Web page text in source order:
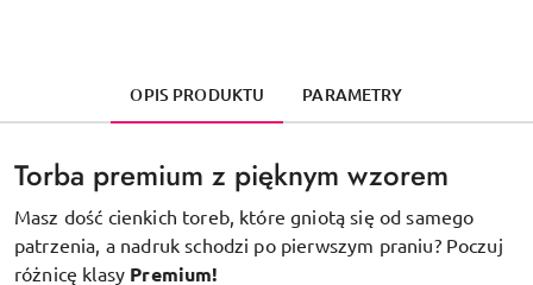
OPIS PRODUKTU PARAMETRY
Torba premium z pięknym wzorem
Masz dość cienkich toreb, które gniotą się od samego
patrzenia, a nadruk schodzi po pierwszym praniu? Poczuj
różnicę klasy Premium!